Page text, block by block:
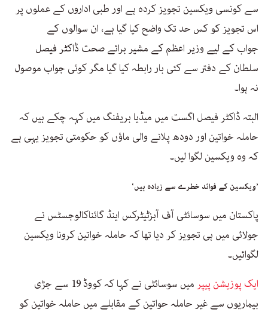
سے کونسی ویکسین تجویز کردہ ہے اور طبی اداروں کے عملوں پر
اس تجویز کو کس حد تک واضح کیا گیا ہے، ان سوالوں کے
جواب کے لیے وزیر اعظم کے مشیر برائے صحت ڈاکٹر فیصل
سلطان کے دفتر سے کئی بار رابطہ کیا گیا مگر کوئی جواب موصول
نہ ہوا۔
البتہ ڈاکٹر فیصل اگست میں میڈیا بریفنگ میں کہہ چکے ہیں کہ
حاملہ خواتین اور دودھ پلانے والی ماؤں کو حکومتی تجویز یہی ہے
کہ وہ ویکسین لگوا لیں۔
’ویکسین کے فوائد خطرے سے زیادہ ہیں‘
پاکستان میں سوسائٹی آف آبزٹیٹرکس اینڈ گائناکالوجسٹس نے
جولائی میں ہی تجویز کر دیا تھا کہ حاملہ خواتین کرونا ویکسین
لگوائیں۔
ایک پوزیشن پیپر
میں سوسائٹی نے کہا کہ کووڈ 19 سے جڑی
بیماریوں سے غیر حاملہ حواتین کے مقابلے میں حاملہ خواتین کو